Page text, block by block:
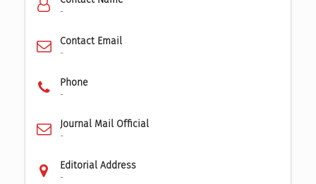
-
Contact Email
-
Phone
-
Journal Mail Official
-
Editorial Address
-